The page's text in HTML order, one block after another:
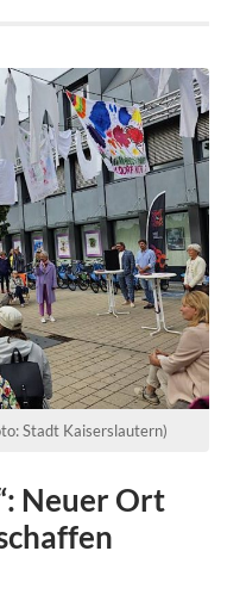
Stadt Kaiserslautern)
Neuer Ort